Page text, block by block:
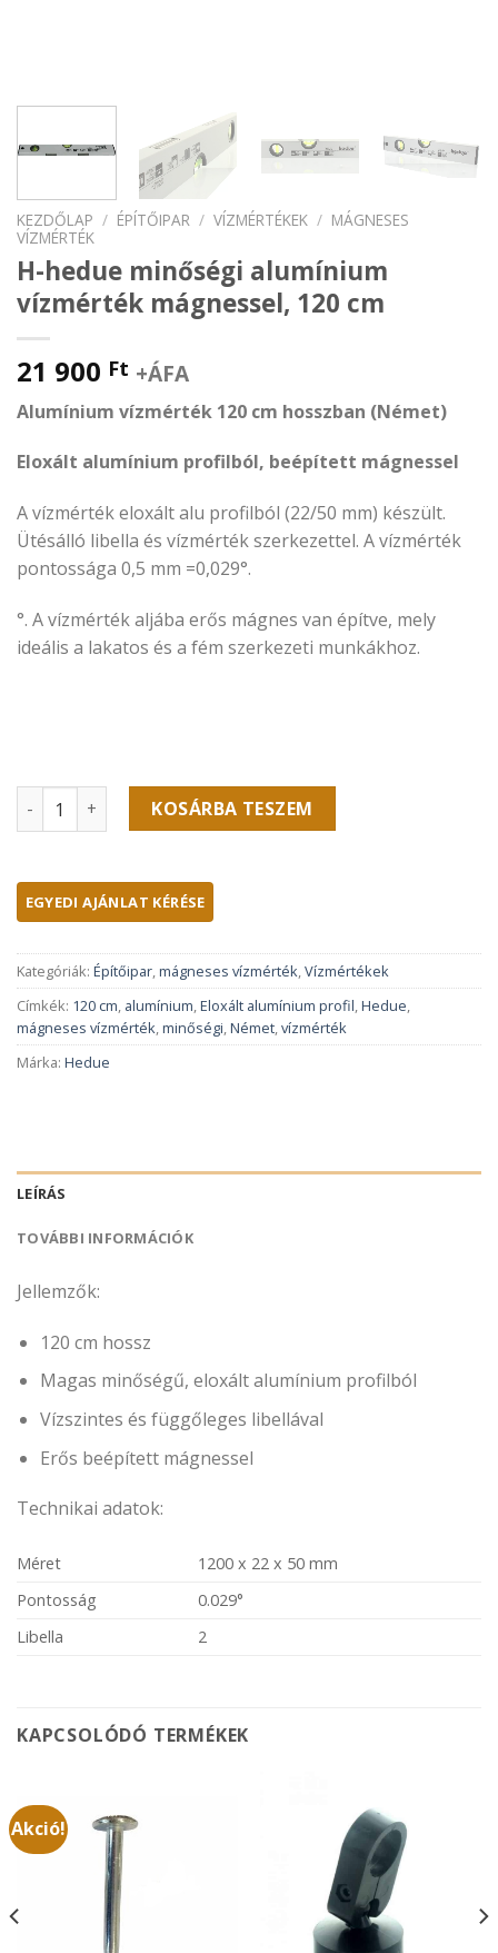
KEZDŐLAP / ÉPÍTŐIPAR / VÍZMÉRTÉKEK / MÁGNESES
VÍZMÉRTÉK
H-hedue minőségi alumínium
vízmérték mágnessel, 120 cm
21 900 Ft +ÁFA
Alumínium vízmérték 120 cm hosszban (Német)
Eloxált alumínium profilból, beépített mágnessel
A vízmérték eloxált alu profilból (22/50 mm) készült.
Ütésálló libella és vízmérték szerkezettel. A vízmérték
pontossága 0,5 mm =0,029°.
°. A vízmérték aljába erős mágnes van építve, mely
ideális a lakatos és a fém szerkezeti munkákhoz.
H-hedue minőségi alumínium vízmérték mágnessel, 120
KOSÁRBA TESZEM
Kategóriák: Építőipar,mágneses vízmérték,Vízmértékek
Címkék: 120 cm, alumínium,Eloxált alumínium profil,Hedue,
mágneses vízmérték,minőségi,Német,vízmérték
Márka: Hedue
LEÍRÁS
TOVÁBBI INFORMÁCIÓK
Jellemzők:
120 cm hossz
Magas minőségű, eloxált alumínium profilból
Vízszintes és függőleges libellával
Erős beépített mágnessel
Technikai adatok:
Méret
1200 x 22 x 50 mm
Pontosság
0.029°
Libella
2
KAPCSOLÓDÓ TERMÉKEK
Akció!